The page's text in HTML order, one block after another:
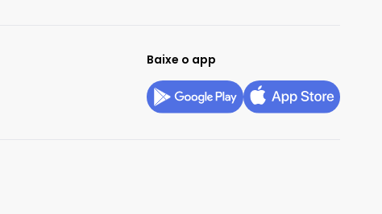
Baixe o app